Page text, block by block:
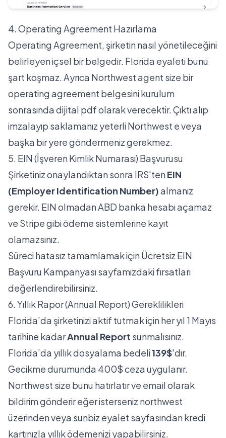
4. Operating Agreement Hazırlama
Operating Agreement, şirketin nasıl yönetileceğini
belirleyen içsel bir belgedir. Florida eyaleti bunu
şart koşmaz. Ayrıca Northwest agent size bir
operating agreement belgesini kurulum
sonrasında dijital pdf olarak verecektir. Çıktı alıp
imzalayıp saklamanız yeterli Northwest e veya
başka bir yere göndermeniz gerekmez.
5. EIN (İşveren Kimlik Numarası) Başvurusu
Şirketiniz onaylandıktan sonra IRS'tenEIN
(Employer Identification Number)almanız
gerekir. EIN olmadan ABD banka hesabı açamaz
ve Stripe gibi ödeme sistemlerine kayıt
olamazsınız.
Süreci hatasız tamamlamak içinÜcretsiz EIN
Başvuru Kampanyasısayfamızdaki fırsatları
değerlendirebilirsiniz.
6. Yıllık Rapor (Annual Report) Gereklilikleri
Florida’da şirketinizi aktif tutmak için her yıl 1 Mayıs
tarihine kadarAnnual Report sunmalısınız.
Florida’da yıllık dosyalama bedeli139$'dır.
Gecikme durumunda 400$ ceza uygulanır.
Northwest size bunu hatırlatır ve email olarak
bildirim gönderir eğer isterseniz northwest
üzerinden veya sunbiz eyalet sayfasından kredi
kartınızla yıllık ödemenizi yapabilirsiniz.